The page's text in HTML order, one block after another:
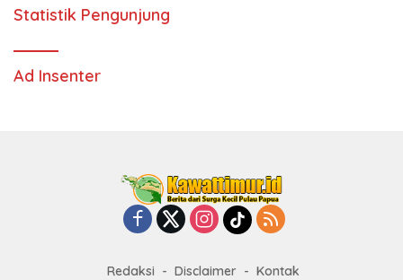
Statistik Pengunjung
Ad Insenter
Redaksi Disclaimer
Kontak